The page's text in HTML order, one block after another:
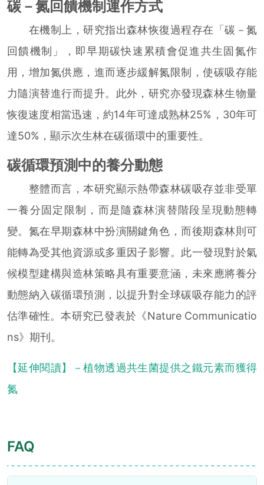
碳－氮回饋機制運作方式
在機制上，研究指出森林恢復過程存在「碳－氮
回饋機制」，即早期碳快速累積會促進共生固氮作
用，增加氮供應，進而逐步緩解氮限制，使碳吸存能
力隨演替進行而提升。此外，研究亦發現森林生物量
恢復速度相當迅速，約14年可達成熟林25%，30年可
達50%，顯示次生林在碳循環中的重要性。
碳循環預測中的養分動態
整體而言，本研究顯示熱帶森林碳吸存並非受單
一養分固定限制，而是隨森林演替階段呈現動態轉
變。氮在早期森林中扮演關鍵角色，而後期森林則可
能轉為受其他資源或多重因子影響。此一發現對於氣
候模型建構與造林策略具有重要意涵，未來應將養分
動態納入碳循環預測，以提升對全球碳吸存能力的評
估準確性。本研究已發表於《Nature Communicatio
ns》期刊。
【延伸閱讀】－植物透過共生菌提供之鐵元素而獲得
氮
FAQ